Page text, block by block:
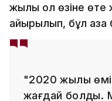
жылы ол өзіне өте
айырылып, бұл қаза
"2020 жылы
жағдай болды.